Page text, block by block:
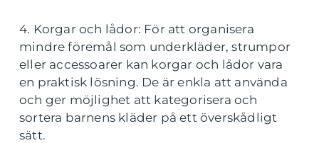
4. Korgar och lådor: För att organisera
mindre föremål som underkläder, strumpor
eller accessoarer kan korgar och lådor vara
en praktisk lösning. De är enkla att använda
och ger möjlighet att kategorisera och
sortera barnens kläder på ett överskådligt
sätt.